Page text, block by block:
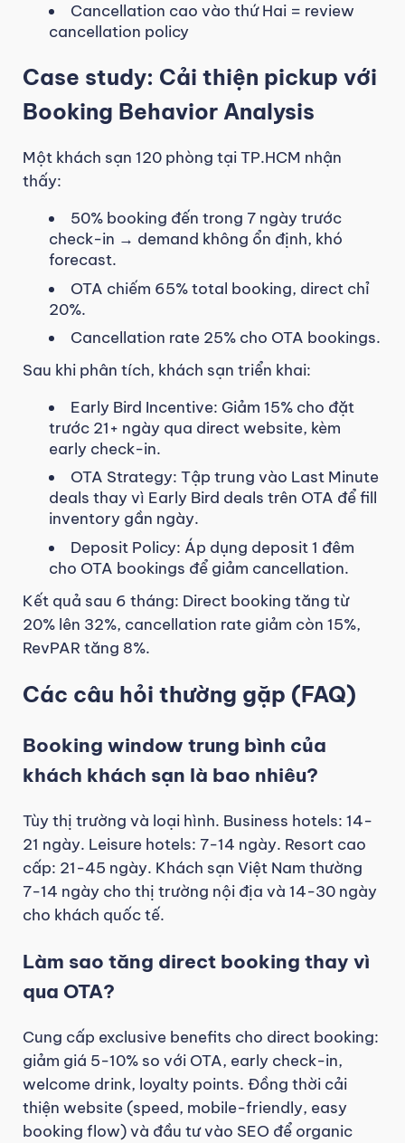
Cancellation cao vào thứ Hai = review
cancellation policy
Case study: Cải thiện pickup với
Booking Behavior Analysis
Một khách sạn 120 phòng tại TP.HCM nhận
thấy:
50% booking đến trong 7 ngày trước
check-in → demand không ổn định, khó
forecast.
OTA chiếm 65% total booking, direct chỉ
20%.
Cancellation rate 25% cho OTA bookings.
Sau khi phân tích, khách sạn triển khai:
Early Bird Incentive: Giảm 15% cho đặt
trước 21+ ngày qua direct website, kèm
early check-in.
OTA Strategy: Tập trung vào Last Minute
deals thay vì Early Bird deals trên OTA để fill
inventory gần ngày.
Deposit Policy: Áp dụng deposit 1 đêm
cho OTA bookings để giảm cancellation.
Kết quả sau 6 tháng: Direct booking tăng từ
20% lên 32%, cancellation rate giảm còn 15%,
RevPAR tăng 8%.
Các câu hỏi thường gặp (FAQ)
Booking window trung bình của
khách khách sạn là bao nhiêu?
Tùy thị trường và loại hình. Business hotels: 14-
21 ngày. Leisure hotels: 7-14 ngày. Resort cao
cấp: 21-45 ngày. Khách sạn Việt Nam thường
7-14 ngày cho thị trường nội địa và 14-30 ngày
cho khách quốc tế.
Làm sao tăng direct booking thay vì
qua OTA?
Cung cấp exclusive benefits cho direct booking:
giảm giá 5-10% so với OTA, early check-in,
welcome drink, loyalty points. Đồng thời cải
thiện website (speed, mobile-friendly, easy
booking flow) và đầu tư vào SEO để organic